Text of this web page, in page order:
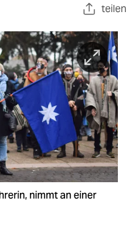
teilen
nimmt an einer